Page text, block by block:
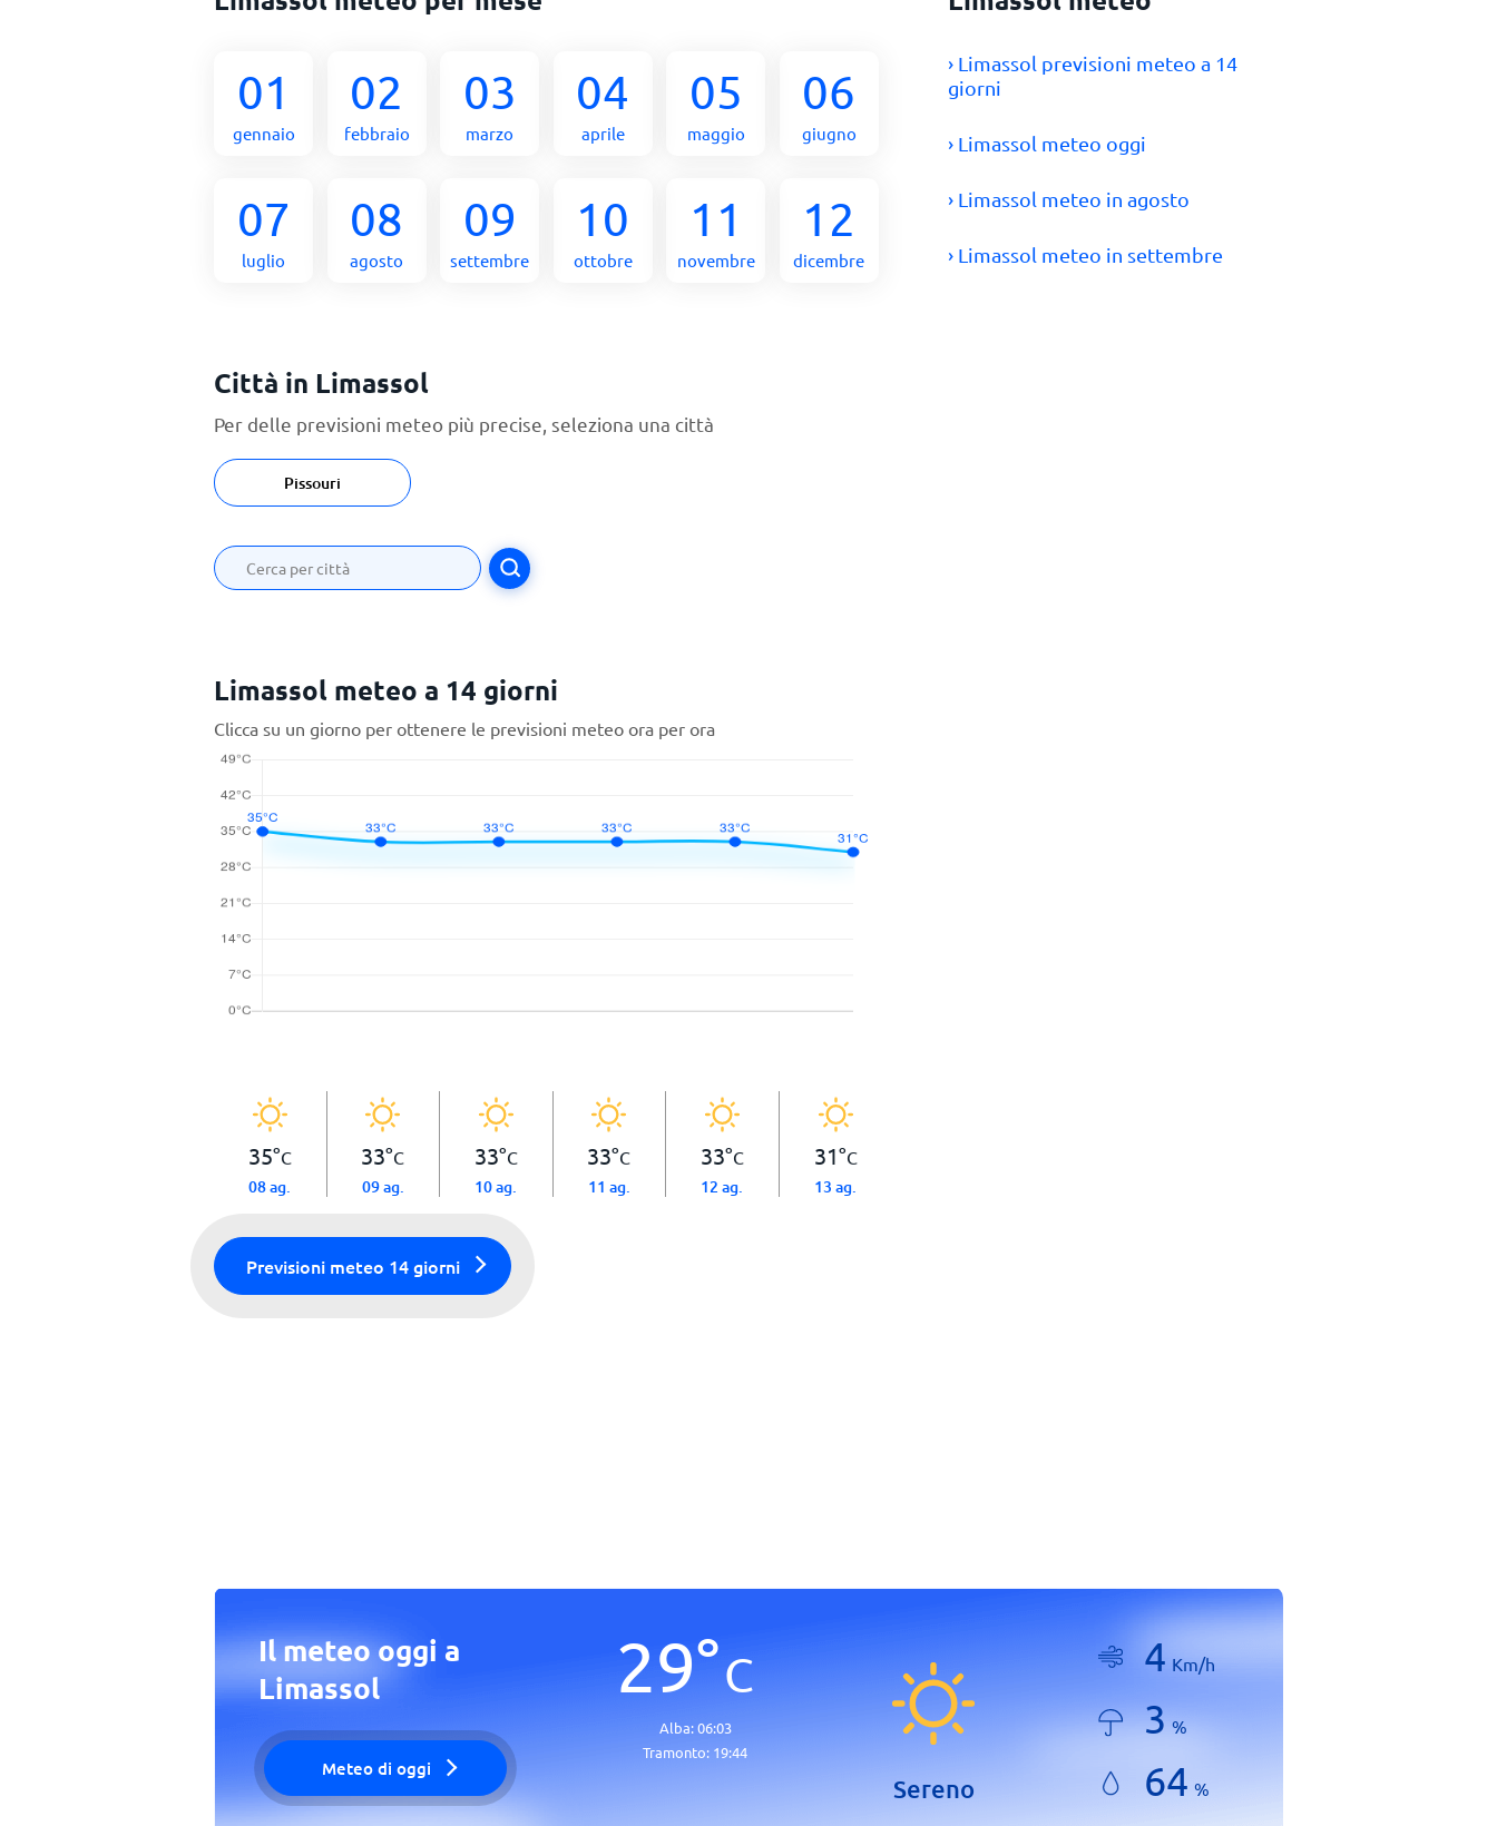
01
gennaio
02
febbraio
03
marzo
04
aprile
05
maggio
06
giugno
07
luglio
08
agosto
09
settembre
10
ottobre
11
novembre
12
dicembre
› Limassol previsioni meteo a 14
giorni
› Limassol meteo oggi
› Limassol meteo in agosto
› Limassol meteo in settembre
Città in Limassol
Per delle previsioni meteo più precise, seleziona una città
Pissouri
Limassol meteo a 14 giorni
Clicca su un giorno per ottenere le previsioni meteo ora per ora
35°C
08 ag.
33°C
09 ag.
33°C
10 ag.
33°C
11 ag.
33°C
12 ag.
31°C
13 ag.
Previsioni meteo 14 giorni
Il meteo oggi a
Limassol
Meteo di oggi
29°C
Alba:06:03
Tramonto: 19:44
Sereno
4 Km/h
3 %
64 %